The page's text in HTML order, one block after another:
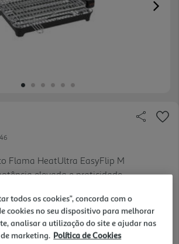
Flama HeatUltra EasyFlip M
elevada e praticidade
para virar os alimentos com
em aço cromado, este
pr eparar refeições saborosas
ver
todos os cookies", concorda com o
cookies no seu dispositivo para melhorar
analisar a utilização do site e ajudar nas
marketing. Política de Cookies